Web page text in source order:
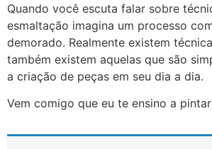
Quando você escuta falar sobre
esmaltação imagina um processo
demorado. Realmente existem
também existem aquelas que são
a criação de peças em seu dia a dia.
Vem comigo que eu te ensino a